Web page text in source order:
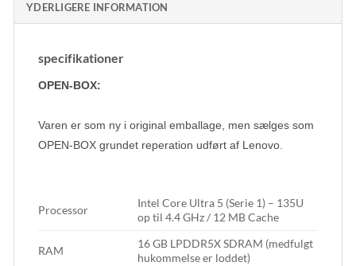
YDERLIGERE INFORMATION
specifikationer
OPEN-BOX:
Varen er som ny i original emballage, men sælges som
OPEN-BOX grundet reperation udført af Lenovo.
Processor
Intel Core Ultra 5 (Serie 1) – 135U
op til 4.4 GHz / 12 MB Cache
RAM
16 GB LPDDR5X SDRAM (medfulgt
hukommelse er loddet)